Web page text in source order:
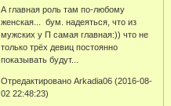
А главная роль там по-любому
женская... бум. надеяться, что из
мужских у П самая главная:)) что не
только трёх девиц постоянно
показывать будут...
Отредактировано Arkadia06 (2016-08-
02 22:48:23)